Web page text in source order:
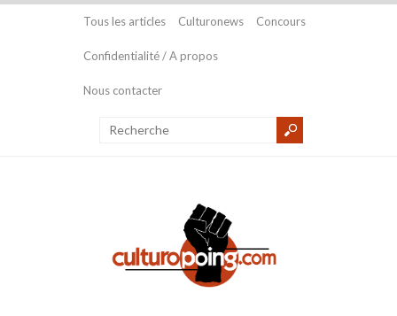
Tous les articles Culturonews Concours
Confidentialité / A propos
Nous contacter